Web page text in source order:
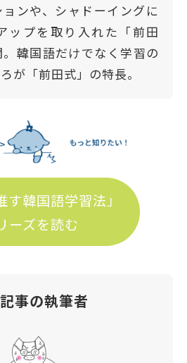
ンや、シャドーイングに
ップを取り入れた「前田
韓国語だけでなく学習の
が「前田式」の特長。
す韓国語学習法」
ーズを読む
事の執筆者